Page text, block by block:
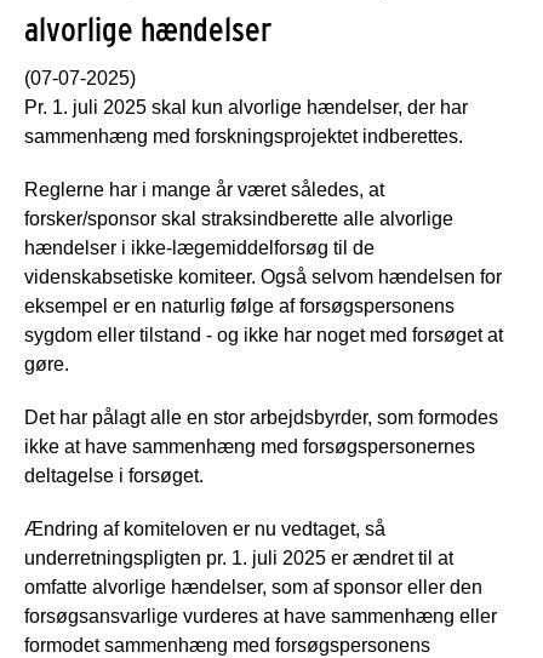
alvorlige hændelser
(07-07-2025)
Pr. 1. juli 2025 skal kun alvorlige hændelser, der har
sammenhæng med forskningsprojektet indberettes.
Reglerne har i mange år været således, at
forsker/sponsor skal straksindberette alle alvorlige
hændelser i ikke-lægemiddelforsøg til de
videnskabsetiske komiteer. Også selvom hændelsen for
eksempel er en naturlig følge af forsøgspersonens
sygdom eller tilstand - og ikke har noget med forsøget at
gøre.
Det har pålagt alle en stor arbejdsbyrder, som formodes
ikke at have sammenhæng med forsøgspersonernes
deltagelse i forsøget. ​
Ændring af komiteloven er nu vedtaget, så
underretningspligten pr. 1. juli 2025 er ændret til at
omfatte alvorlige hændelser, som af sponsor eller den
forsøgsansvarlige vurderes at have sammenhæng eller
formodet sammenhæng med forsøgspersonens